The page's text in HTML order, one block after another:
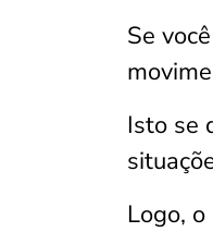
Se
Isto se
Logo,